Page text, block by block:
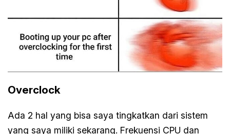
Overclock
Ada 2 hal yang bisa saya tingkatkan dari sistem
yang saya miliki sekarang. Frekuensi CPU dan